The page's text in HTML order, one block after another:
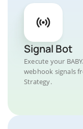
Signal Bot
Execute your
webhook signals
Strategy.